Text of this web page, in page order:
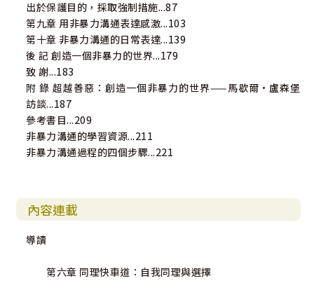
出於保護目的，採取強制措施...87
第九章 用非暴力溝通表達感激...103
第十章 非暴力溝通的日常表達...139
後 記 創造一個非暴力的世界...179
致 謝...183
附 錄 超越善惡：創造一個非暴力的世界——馬歇爾•盧森堡
訪談...187
參考書目...209
非暴力溝通的學習資源...211
非暴力溝通過程的四個步驟...221
內容連載
導讀
第六章 同理快車道：自我同理與選擇